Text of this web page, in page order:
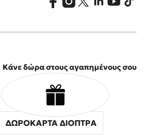
Κάνε δώρα στους αγαπημένους σου
ΔΩΡΟΚΑΡΤΑ ΔΙΟΠΤΡΑ